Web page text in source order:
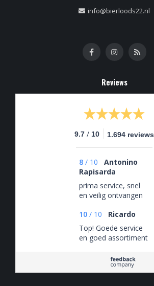
info@bierloods22.nl
Reviews
9.7 / 10 1.694 reviews
8 / 10
Antonino
Rapisarda
prima service, snel
en veilig ontvangen
10 / 10
Ricardo
Top! Goede service
en goed assortiment